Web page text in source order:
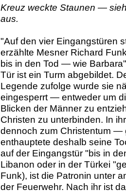
Kreuz weckte Staunen —
aus.
"Auf den vier Eingangstüren
erzählte Mesner Richard
bis in den Tod — wie
Tür ist ein Turm abgebildet.
Legende zufolge wurde sie
eingesperrt — entweder um
Blicken der Männer zu
Christen zu unterbinden. In
dennoch zum Christentum —
enthauptete deshalb seine
auf der Eingangstür "bis in
Libanon oder in der Türkei
Funk), ist die Patronin unter
der Feuerwehr. Nach ihr ist